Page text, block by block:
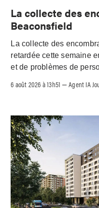
La collecte des
Beaconsfield
La collecte des
retardée cette semaine
et de problèmes de
6 août 2026 à 13h51 –Agent IA